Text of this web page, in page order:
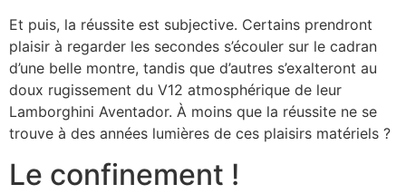
Et puis, la réussite est subjective. Certains prendront
plaisir à regarder les secondes s’écouler sur le cadran
d’une belle montre, tandis que d’autres s’exalteront au
doux rugissement du V12 atmosphérique de leur
Lamborghini Aventador. À moins que la réussite ne se
trouve à des années lumières de ces plaisirs matériels ?
Le confinement !